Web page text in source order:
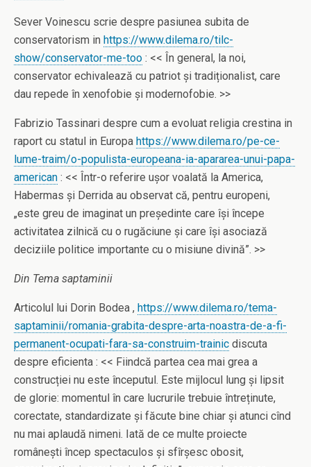
Sever Voinescu scrie despre pasiunea subita de
conservatorism in https://www.dilema.ro/tilc-
show/conservator-me-too : << În general, la noi,
conservator echivalează cu patriot și tradiționalist, care
dau repede în xenofobie și modernofobie. >>
Fabrizio Tassinari despre cum a evoluat religia crestina in
raport cu statul in Europa https://www.dilema.ro/pe-ce-
lume-traim/o-populista-europeana-ia-apararea-unui-papa-
american : << Într-o referire ușor voalată la America,
Habermas și Derrida au observat că, pentru europeni,
„este greu de imaginat un președinte care își începe
activitatea zilnică cu o rugăciune și care își asociază
deciziile politice importante cu o misiune divină”. >>
Din Tema saptaminii
Articolul lui Dorin Bodea , https://www.dilema.ro/tema-
saptaminii/romania-grabita-despre-arta-noastra-de-a-fi-
permanent-ocupati-fara-sa-construim-trainic discuta
despre eficienta : << Fiindcă partea cea mai grea a
construcției nu este începutul. Este mijlocul lung și lipsit
de glorie: momentul în care lucrurile trebuie întreținute,
corectate, standardizate și făcute bine chiar și atunci cînd
nu mai aplaudă nimeni. Iată de ce multe proiecte
românești încep spectaculos și sfîrșesc obosit,